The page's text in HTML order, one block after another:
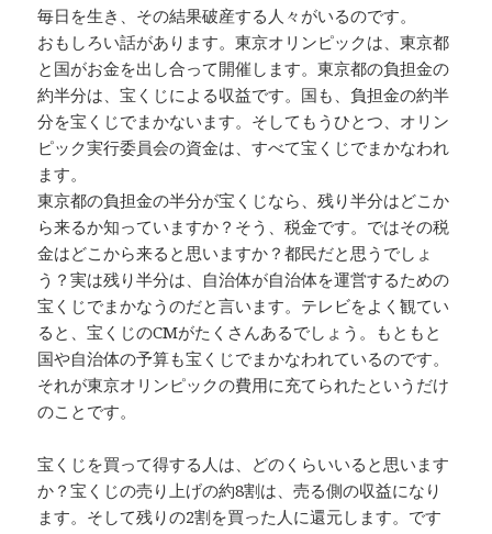
毎日を生き、その結果破産する人々がいるのです。
おもしろい話があります。東京オリンピックは、東京都
と国がお金を出し合って開催します。東京都の負担金の
約半分は、宝くじによる収益です。国も、負担金の約半
分を宝くじでまかないます。そしてもうひとつ、オリン
ピック実行委員会の資金は、すべて宝くじでまかなわれ
ます。
東京都の負担金の半分が宝くじなら、残り半分はどこか
ら来るか知っていますか？そう、税金です。ではその税
金はどこから来ると思いますか？都民だと思うでしょ
う？実は残り半分は、自治体が自治体を運営するための
宝くじでまかなうのだと言います。テレビをよく観てい
ると、宝くじのCMがたくさんあるでしょう。もともと
国や自治体の予算も宝くじでまかなわれているのです。
それが東京オリンピックの費用に充てられたというだけ
のことです。
宝くじを買って得する人は、どのくらいいると思います
か？宝くじの売り上げの約8割は、売る側の収益になり
ます。そして残りの2割を買った人に還元します。です